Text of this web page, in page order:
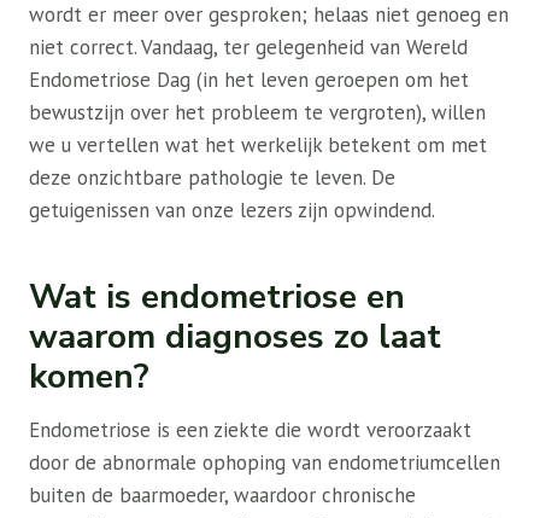
wordt er meer over gesproken; helaas niet genoeg en
niet correct. Vandaag, ter gelegenheid van Wereld
Endometriose Dag (in het leven geroepen om het
bewustzijn over het probleem te vergroten), willen
we u vertellen wat het werkelijk betekent om met
deze onzichtbare pathologie te leven. De
getuigenissen van onze lezers zijn opwindend.
Wat is endometriose en
waarom diagnoses zo laat
komen?
Endometriose is een ziekte die wordt veroorzaakt
door de abnormale ophoping van endometriumcellen
buiten de baarmoeder, waardoor chronische